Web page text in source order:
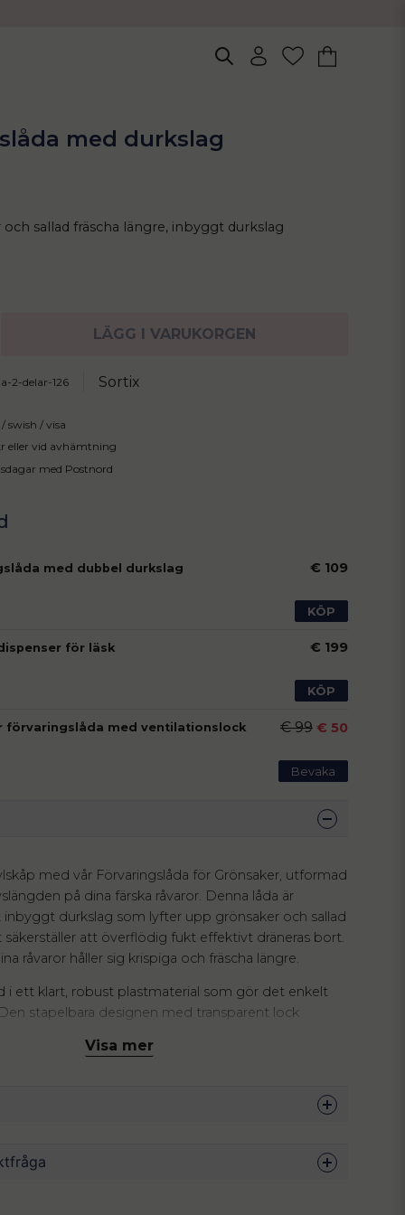
med durkslag
sallad fräscha längre, inbyggt durkslag
LÄGG I VARUKORGEN
2-delar-126 Sortix
swish / visa
eller vid avhämtning
med Postnord
med dubbel durkslag € 109
KÖP
för läsk € 199
KÖP
förvaringslåda med ventilationslock € 99€ 50
Bevaka
med vår Förvaringslåda för Grönsaker, utformad
på dina färska råvaror. Denna låda är
durkslag som lyfter upp grönsaker och sallad
säkerställer att överflödig fukt effektivt dräneras bort.
råvaror håller sig krispiga och fräscha längre.
i ett klart, robust plastmaterial som gör det enkelt
stapelbara designen med transparent lock
och grönsaker direkt i durkslaget och placera det
grönsaker är denna låda en mångsidig hjälte i
organisera mejerivaror, torrmat eller till och med
Visa mer